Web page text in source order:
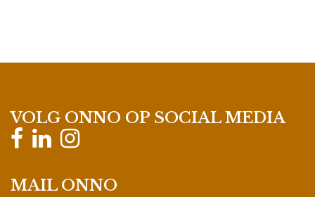
VOLG ONNO OP SOCIAL MEDIA
MAIL ONNO